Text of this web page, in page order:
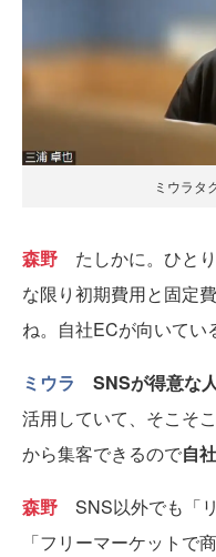
ミウラタ
森野 たしかに。ひと
な限り初期費用と固定
ね。自社ECが向いてい
ミウラ SNSが得意な
活用していて、そこそ
から集客できるので自
森野 SNS以外でも「
「フリーマーケットで